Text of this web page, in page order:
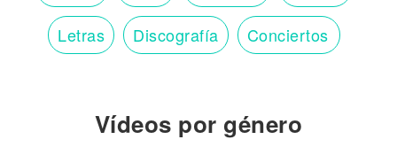
Letras Discografía Conciertos
Vídeos por género